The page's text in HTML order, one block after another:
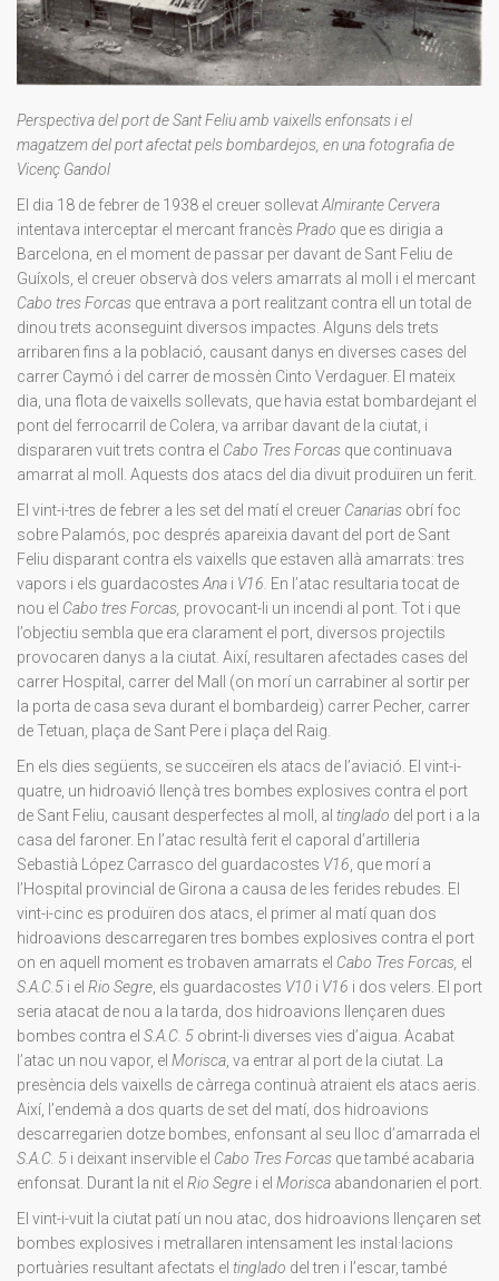
Perspectiva del port de Sant Feliu amb vaixells enfonsats i el
magatzem del port afectat pels bombardejos, en una fotografia de
Vicenç Gandol
El dia 18 de febrer de 1938 el creuer sollevatAlmirante Cervera
intentava interceptar el mercant francès Prado que es dirigia a
Barcelona, en el moment de passar per davant de Sant Feliu de
Guíxols, el creuer observà dos velers amarrats al moll i el mercant
Cabo tres Forcas que entrava a port realitzant contra ell un total de
dinou trets aconseguint diversos impactes. Alguns dels trets
arribaren fins a la població, causant danys en diverses cases del
carrer Caymó i del carrer de mossèn Cinto Verdaguer. El mateix
dia, una flota de vaixells sollevats, que havia estat bombardejant el
pont del ferrocarril de Colera, va arribar davant de la ciutat, i
dispararen vuit trets contra el Cabo Tres Forcas que continuava
amarrat al moll. Aquests dos atacs del dia divuit produïren un ferit.
El vint-i-tres de febrer a les set del matí el creuer Canarias obrí foc
sobre Palamós, poc després apareixia davant del port de Sant
Feliu disparant contra els vaixells que estaven allà amarrats: tres
vapors i els guardacostes Ana i V16. En l’atac resultaria tocat de
nou el Cabo tres Forcas, provocant-li un incendi al pont. Tot i que
l’objectiu sembla que era clarament el port, diversos projectils
provocaren danys a la ciutat. Així, resultaren afectades cases del
carrer Hospital, carrer del Mall (on morí un carrabiner al sortir per
la porta de casa seva durant el bombardeig) carrer Pecher, carrer
de Tetuan, plaça de Sant Pere i plaça del Raig.
En els dies següents, se succeïren els atacs de l’aviació. El vint-i-
quatre, un hidroavió llençà tres bombes explosives contra el port
de Sant Feliu, causant desperfectes al moll, al tinglado del port i a la
casa del faroner. En l’atac resultà ferit el caporal d’artilleria
Sebastià López Carrasco del guardacostes V16 , que morí a
l’Hospital provincial de Girona a causa de les ferides rebudes. El
vint-i-cinc es produïren dos atacs, el primer al matí quan dos
hidroavions descarregaren tres bombes explosives contra el port
on en aquell moment es trobaven amarrats el Cabo Tres Forcas, el
S.A.C.5 i el Rio Segre , els guardacostes V10 i V16 i dos velers. El port
seria atacat de nou a la tarda, dos hidroavions llençaren dues
bombes contra el S.A.C. 5 obrint-li diverses vies d’aigua. Acabat
l’atac un nou vapor, el Morisca , va entrar al port de la ciutat. La
presència dels vaixells de càrrega continuà atraient els atacs aeris.
Així, l’endemà a dos quarts de set del matí, dos hidroavions
descarregarien dotze bombes, enfonsant al seu lloc d’amarrada el
S.A.C. 5 i deixant inservible el Cabo Tres Forcas que també acabaria
enfonsat. Durant la nit el Rio Segre i el Morisca abandonarien el port.
El vint-i-vuit la ciutat patí un nou atac, dos hidroavions llençaren set
bombes explosives i metrallaren intensament les instal·lacions
portuàries resultant afectats el tinglado del tren i l’escar, també